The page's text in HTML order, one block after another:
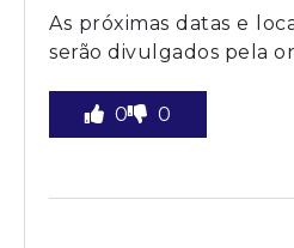
As próximas datas e
serão divulgados pela
0 0